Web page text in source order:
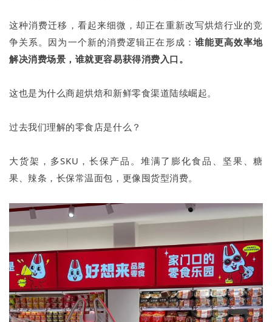
这种消费迁移，看起来细微，却正在重新改写烘焙行业的竞
争关系。因为一个新的消费逻辑正在形成： 谁能更高效率地
解决消费场景，谁就更容易获得消费入口。
这也是为什么商超烘焙和新鲜零食渠道陆续崛起。
过去我们理解的零食店是什么？
大货架，多SKU，长保产品。堆满了膨化食品、坚果、糖
果、辣条，长保常温面包，更像囤货型消费。